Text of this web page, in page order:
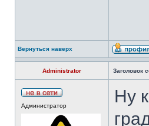
Вернуться наверх
Administrator Заголовок
Администратор
Ну